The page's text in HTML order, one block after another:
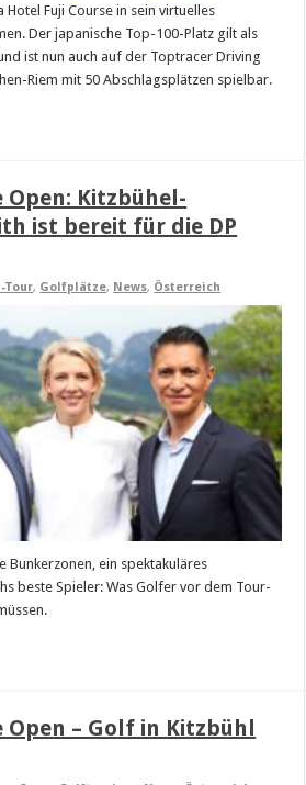
Fuji Course in sein virtuelles
Der japanische Top-100-Platz gilt als
ist nun auch auf der Toptracer Driving
Riem mit 50 Abschlagsplätzen spielbar.
Kitzbühel-
ist bereit für die DP
Tour, Golfplätze, News, Österreich
Bunkerzonen, ein spektakuläres
beste Spieler: Was Golfer vor dem Tour-
– Golf in Kitzbühl